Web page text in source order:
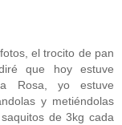
el trocito de pan
que hoy estuve
Rosa, yo estuve
y metiéndolas
de 3kg cada